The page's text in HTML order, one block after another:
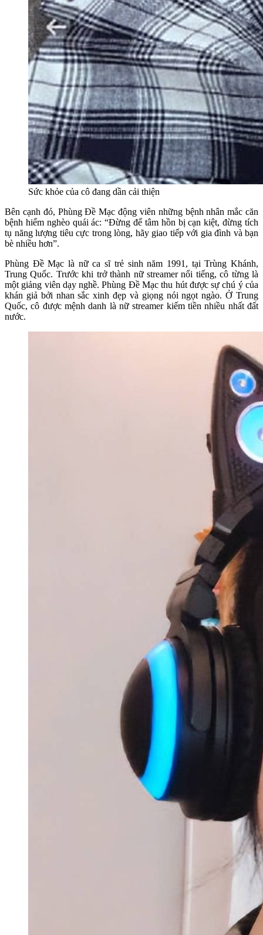
Sức khỏe của cô đang dần cải thiện
Bên cạnh đó, Phùng Đề Mạc động viên những bệnh nhân mắc căn
bệnh hiểm nghèo quái ác: “Đừng để tâm hồn bị cạn kiệt, đừng tích
tụ năng lượng tiêu cực trong lòng, hãy giao tiếp với gia đình và bạn
bè nhiều hơn”.
Phùng Đề Mạc là nữ ca sĩ trẻ sinh năm 1991, tại Trùng Khánh,
Trung Quốc. Trước khi trở thành nữ streamer nổi tiếng, cô từng là
một giảng viên dạy nghề. Phùng Đề Mạc thu hút được sự chú ý của
khán giả bởi nhan sắc xinh đẹp và giọng nói ngọt ngào. Ở Trung
Quốc, cô được mệnh danh là nữ streamer kiếm tiền nhiều nhất đất
nước.